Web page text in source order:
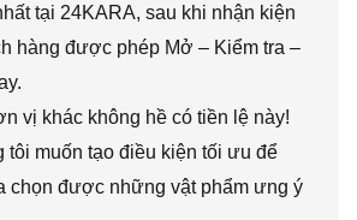
tại 24KARA, sau khi nhận kiện
hàng được phép Mở – Kiểm tra –
vị khác không hề có tiền lệ này!
tôi muốn tạo điều kiện tối ưu để
chọn được những vật phẩm ưng ý